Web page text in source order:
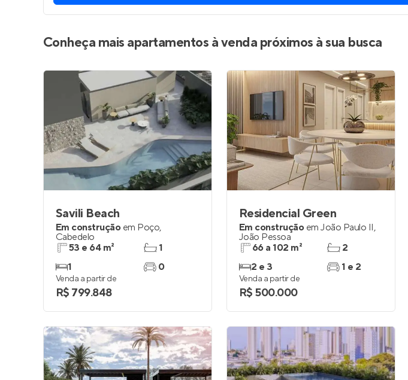
Conheça mais apartamentos à venda próximos à sua busca
Savili Beach
Em construção em Poço,
Cabedelo
53 e 64 m²
1
1
0
Venda a partir de
R$ 799.848
Residencial Green
Em construção em João Paulo II,
João Pessoa
66 a 102 m²
2 e 3
2
1 e 2
Venda a partir de
R$ 500.000